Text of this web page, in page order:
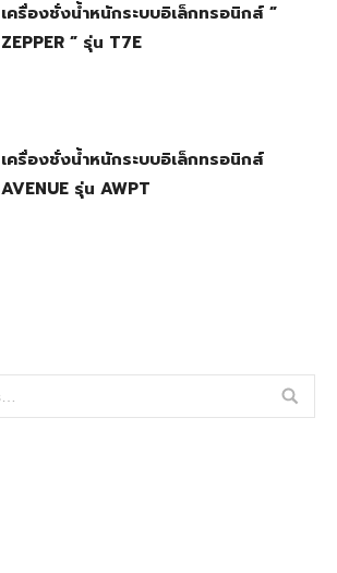
เครื่องชั่งน้ำหนักระบบอิเล็กทรอนิกส์ ”
ZEPPER ” รุ่น T7E
เครื่องชั่งน้ำหนักระบบอิเล็กทรอนิกส์
AVENUE รุ่น AWPT